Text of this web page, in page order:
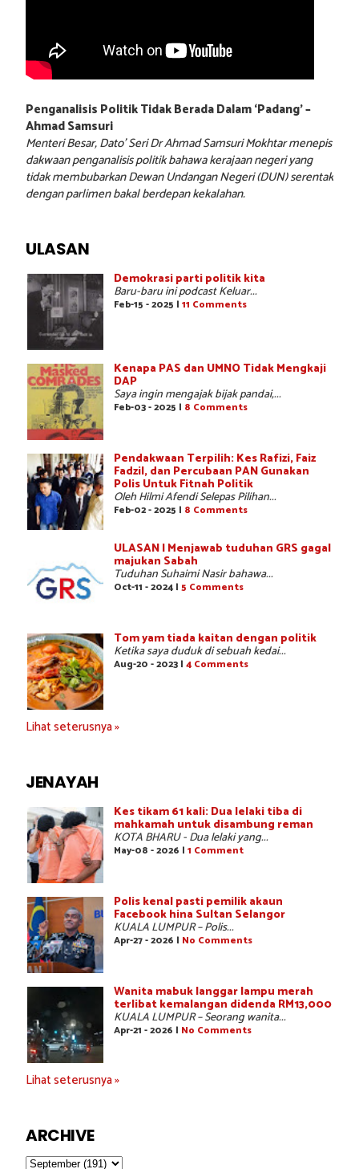
Penganalisis Politik Tidak Berada Dalam ‘Padang’ –
Ahmad Samsuri
Menteri Besar, Dato’ Seri Dr Ahmad Samsuri Mokhtar menepis
dakwaan penganalisis politik bahawa kerajaan negeri yang
tidak membubarkan Dewan Undangan Negeri (DUN) serentak
dengan parlimen bakal berdepan kekalahan.
ULASAN
Demokrasi parti politik kita
Baru-baru ini podcast Keluar...
Feb-15 - 2025 | 11 Comments
Kenapa PAS dan UMNO Tidak Mengkaji
DAP
Saya ingin mengajak bijak pandai,...
Feb-03 - 2025 | 8 Comments
Pendakwaan Terpilih: Kes Rafizi, Faiz
Fadzil, dan Percubaan PAN Gunakan
Polis Untuk Fitnah Politik
Oleh Hilmi Afendi Selepas Pilihan...
Feb-02 - 2025 | 8 Comments
ULASAN | Menjawab tuduhan GRS gagal
majukan Sabah
Tuduhan Suhaimi Nasir bahawa...
Oct-11 - 2024 | 5 Comments
Tom yam tiada kaitan dengan politik
Ketika saya duduk di sebuah kedai...
Aug-20 - 2023 | 4 Comments
Lihat seterusnya »
JENAYAH
Kes tikam 61 kali: Dua lelaki tiba di
mahkamah untuk disambung reman
KOTA BHARU - Dua lelaki yang...
May-08 - 2026 | 1 Comment
Polis kenal pasti pemilik akaun
Facebook hina Sultan Selangor
KUALA LUMPUR – Polis...
Apr-27 - 2026 | No Comments
Wanita mabuk langgar lampu merah
terlibat kemalangan didenda RM13,000
KUALA LUMPUR – Seorang wanita...
Apr-21 - 2026 | No Comments
Lihat seterusnya »
ARCHIVE